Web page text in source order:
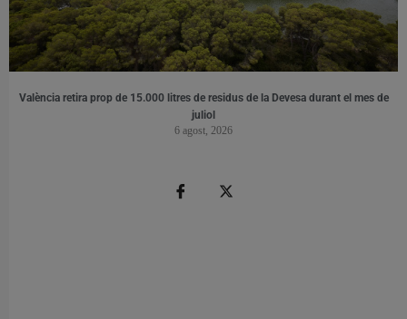
València retira prop de 15.000 litres de residus de la Devesa durant el mes de
juliol
6 agost, 2026